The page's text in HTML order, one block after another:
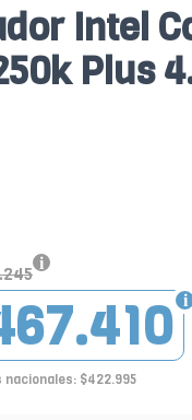
Intel
Plus
$422.995